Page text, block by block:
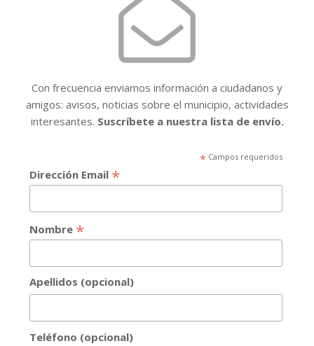
Con frecuencia enviamos información a ciudadanos y
amigos: avisos, noticias sobre el municipio, actividades
interesantes. Suscríbete a nuestra lista de envío.
*Campos requeridos
Dirección Email *
Nombre *
Apellidos (opcional)
Teléfono (opcional)